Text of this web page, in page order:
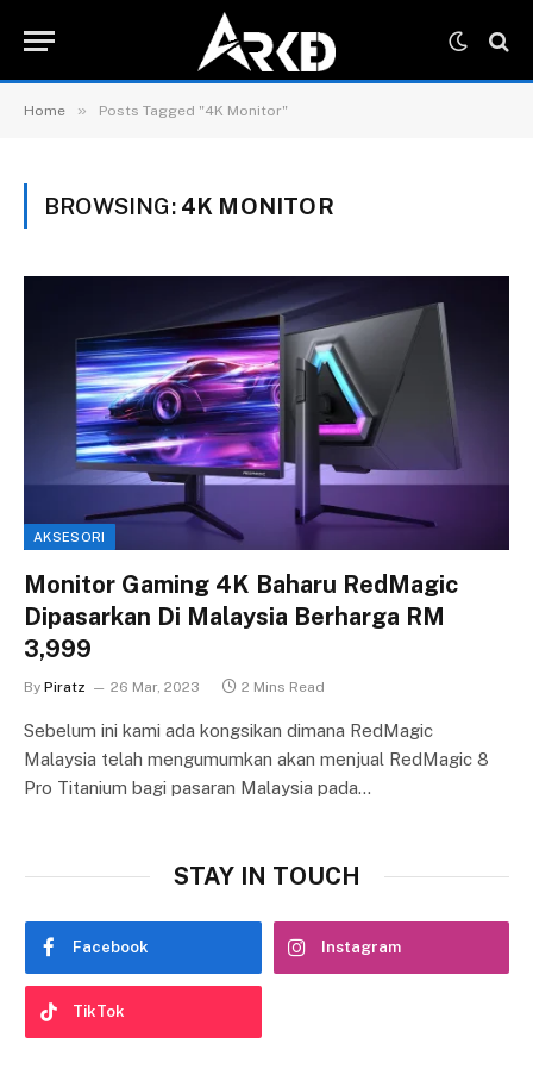
Home » Posts Tagged "4K Monitor"
BROWSING: 4K MONITOR
AKSESORI
Monitor Gaming 4K Baharu RedMagic
Dipasarkan Di Malaysia Berharga RM
3,999
By Piratz 26 Mar, 2023 2 Mins Read
Sebelum ini kami ada kongsikan dimana RedMagic
Malaysia telah mengumumkan akan menjual RedMagic 8
Pro Titanium bagi pasaran Malaysia pada…
STAY IN TOUCH
Facebook Instagram
TikTok